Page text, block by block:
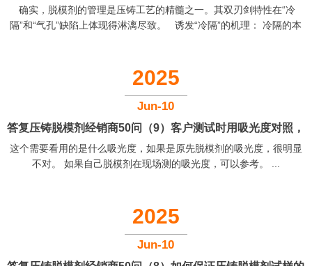
双刃剑，既能预防也能诱发“冷隔”与“气孔”这类核心缺陷？
确实，脱模剂的管理是压铸工艺的精髓之一。其双刃剑特性在“冷
隔”和“气孔”缺陷上体现得淋漓尽致。 诱发“冷隔”的机理： 冷隔的本
这些液体的挥发会急剧吸收模具热量，造成局部“过冷区”。率先接触此
区域的金属流迅速凝固，形成一层极薄的冷皮，当后续金属流到来
时，无法将其重新熔化，从而形成清晰的冷隔缝隙。这正是文件中指
2025
Jun-10
答复压铸脱模剂经销商50问（9）客户测试时用吸光度对照，
正确吗
这个需要看用的是什么吸光度，如果是原先脱模剂的吸光度，很明显
不对。 如果自己脱模剂在现场测的吸光度，可以参考。 ...
2025
Jun-10